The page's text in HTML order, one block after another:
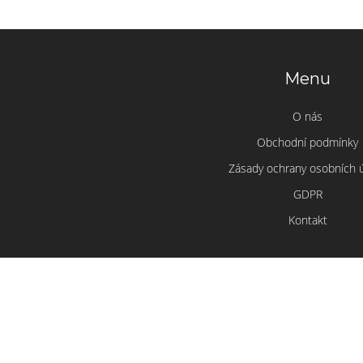
Menu
O nás
Obchodní podmínky
Zásady ochrany osobních
GDPR
Kontakt